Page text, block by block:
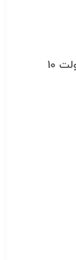
مشخصات ترموستات کنترل دما 12 ولت 10